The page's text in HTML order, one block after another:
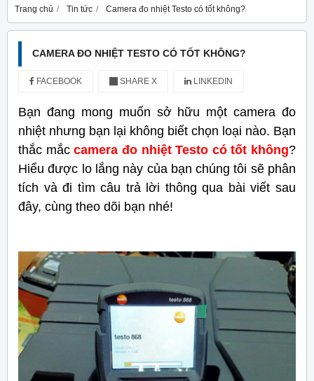
Trang chủ Tin tức Camera đo nhiệt Testo có tốt không?
CAMERA ĐO NHIỆT TESTO CÓ TỐT KHÔNG?
FACEBOOK SHARE X LINKEDIN
Bạn đang mong muốn sở hữu một camera đo
nhiệt nhưng bạn lại không biết chọn loại nào. Bạn
thắc mắccamera đo nhiệt Testo có tốt không?
Hiểu được lo lắng này của bạn chúng tôi sẽ phân
tích và đi tìm câu trả lời thông qua bài viết sau
đây, cùng theo dõi bạn nhé!